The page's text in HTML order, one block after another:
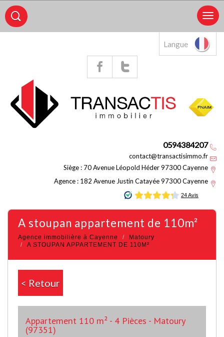
Langue
0594384207
contact@transactisimmo.fr
Siège : 70 Avenue Léopold Héder 97300 Cayenne
Agence : 182 Avenue Justin Catayée 97300 Cayenne
a stoupan appartement de 110m²
Agence immobilière à Cayenne
Matoury
A STOUPAN APPARTEMENT DE 110M²
< Retour
Appartement 110 m² - 4 Pièces - Matoury
(97351)